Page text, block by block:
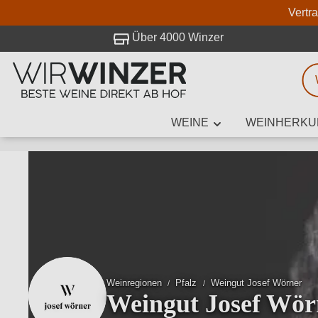
Über 4000 Winzer
WEINE
Weinregionen Pfalz Weingut Josef Wörner
Weingut Josef
Weinsuche
Mindestens 3
bei WirWinzer.